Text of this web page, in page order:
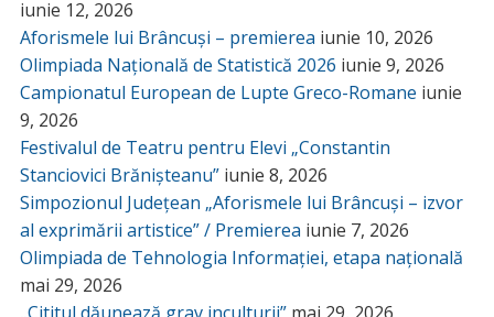
iunie 12, 2026
Aforismele lui Brâncuși – premierea iunie 10, 2026
Olimpiada Națională de Statistică 2026 iunie 9, 2026
Campionatul European de Lupte Greco-Romane iunie
9, 2026
Festivalul de Teatru pentru Elevi „Constantin
Stanciovici Brănișteanu” iunie 8, 2026
Simpozionul Județean „Aforismele lui Brâncuși – izvor
al exprimării artistice” / Premierea iunie 7, 2026
Olimpiada de Tehnologia Informației, etapa națională
mai 29, 2026